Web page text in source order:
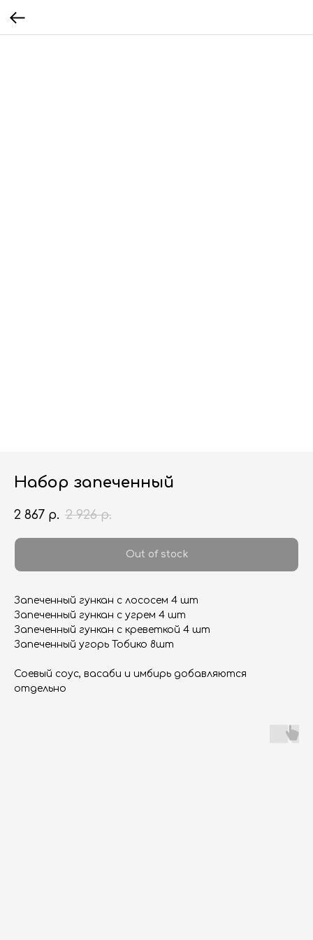
Набор запеченный
2 867 р. 2 926 р.
Out of stock
Запеченный гункан с лососем 4 шт
Запеченный гункан с угрем 4 шт
Запеченный гункан с креветкой 4 шт
Запеченный угорь Тобико 8шт
Соевый соус, васаби и имбирь добавляются
отдельно